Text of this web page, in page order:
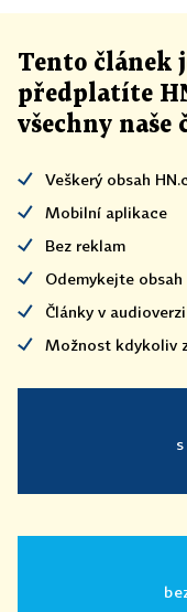
Tento článek
předplatíte
všechny naše
Veškerý obsah
Mobilní aplikace
Bez reklam
Odemykejte
Články v
Možnost kdykoliv